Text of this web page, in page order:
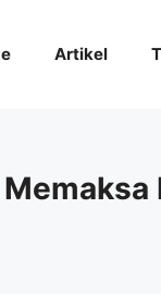
Artikel